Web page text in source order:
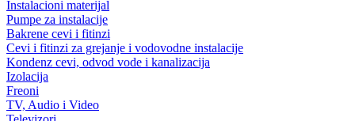
Instalacioni materijal
Pumpe za instalacije
Bakrene cevi i fitinzi
Cevi i fitinzi za grejanje i vodovodne instalacije
Kondenz cevi, odvod vode i kanalizacija
Izolacija
Freoni
TV, Audio i Video